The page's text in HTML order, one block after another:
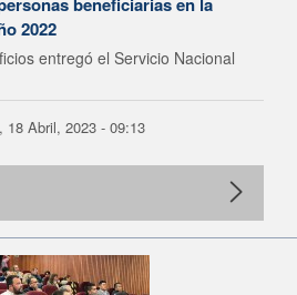
2022
entregó el Servicio Nacional
18 Abril, 2023 - 09:13